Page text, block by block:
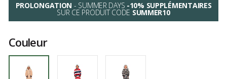
PROLONGATION - SUMMER DAYS -10% SUPPLÉMENTAIRES
SUR CE PRODUIT CODE SUMMER10
Couleur